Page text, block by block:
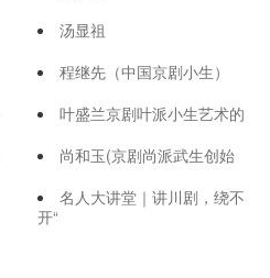
汤显祖
程继先（中国京剧小生）
叶盛兰京剧叶派小生艺术的
尚和玉(京剧尚派武生创始
名人大讲堂｜讲川剧，绕不
开“